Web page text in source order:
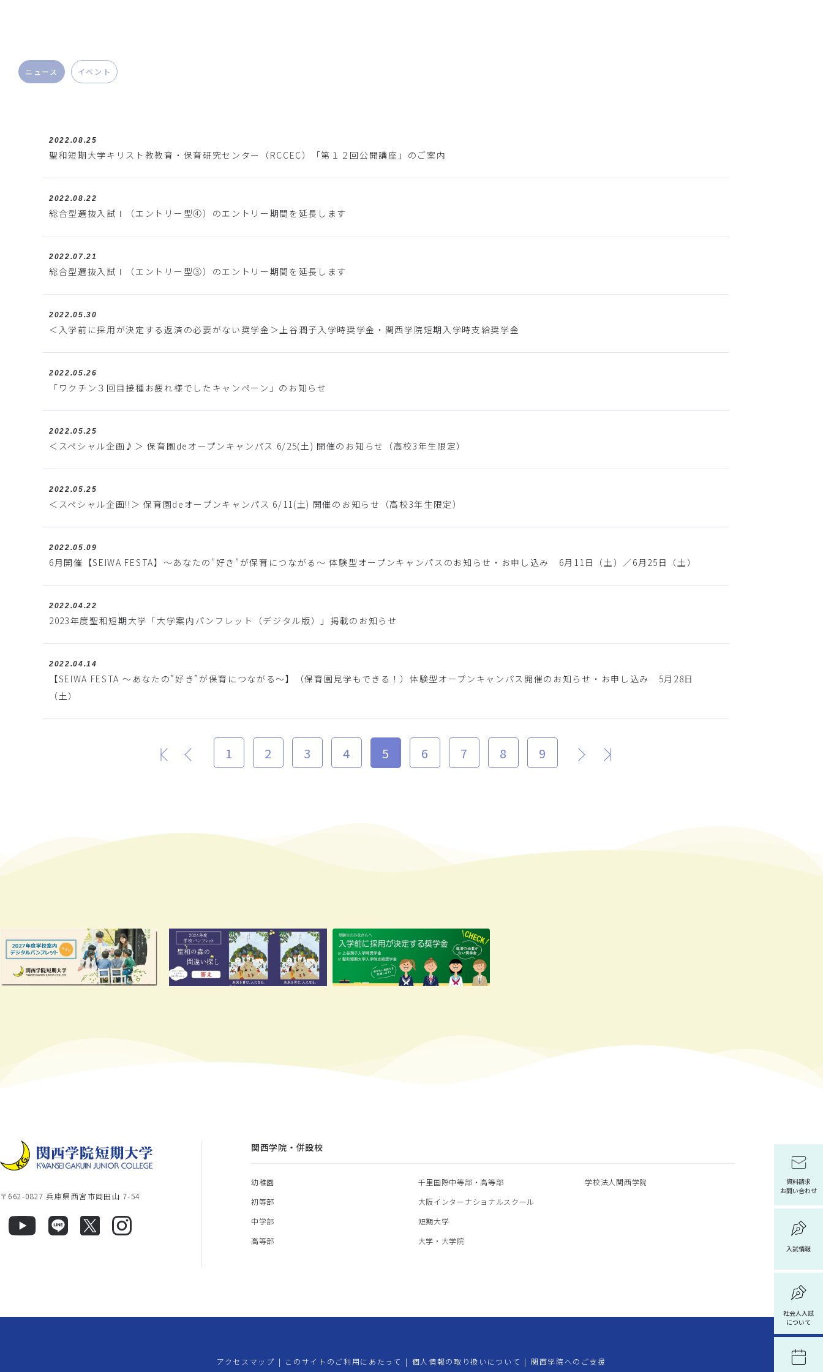
資料請求
お問い合わせ
入試情報
社会人入試
について
ニュース イベント
2022.08.25
聖和短期大学キリスト教教育・保育研究センター（RCCEC）「第１２回公開講座」のご案内
2022.08.22
総合型選抜入試Ⅰ（エントリー型④）のエントリー期間を延長します
2022.07.21
総合型選抜入試Ⅰ（エントリー型③）のエントリー期間を延長します
2022.05.30
＜入学前に採用が決定する返済の必要がない奨学金＞上谷潤子入学時奨学金・関西学院短期入学時支給奨学金
2022.05.26
「ワクチン３回目接種お疲れ様でしたキャンペーン」のお知らせ
2022.05.25
＜スペシャル企画♪＞ 保育園deオープンキャンパス 6/25(土) 開催のお知らせ（高校3年生限定）
2022.05.25
＜スペシャル企画!!＞ 保育園deオープンキャンパス 6/11(土) 開催のお知らせ（高校3年生限定）
2022.05.09
6月開催【SEIWA FESTA】～あなたの”好き”が保育につながる～ 体験型オープンキャンパスのお知らせ・お申し込み 6月11日（土）／6月25日（土）
2022.04.22
2023年度聖和短期大学「大学案内パンフレット（デジタル版）」掲載のお知らせ
2022.04.14
【SEIWA FESTA ～あなたの”好き”が保育につながる～】（保育園見学もできる！）体験型オープンキャンパス開催のお知らせ・お申し込み 5月28日
（土）
最初 1 2 3 4 5 6 7 8 9 次 最後
〒662-0827 兵庫県西宮市岡田山 7-54
関西学院・併設校
幼稚園
初等部
中学部
高等部
千里国際中等部・高等部
大阪インターナショナルスクール
短期大学
大学・大学院
学校法人関西学院
アクセスマップ | このサイトのご利用にあたって | 個人情報の取り扱いについて | 関西学院へのご支援